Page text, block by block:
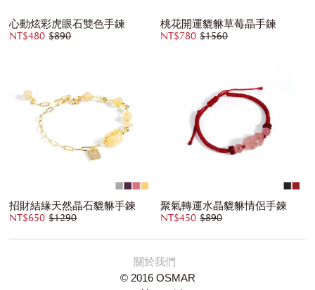
心動炫彩虎眼石雙色手鍊
NT$480 $890
桃花開運貔貅草莓晶手鍊
NT$780 $1560
招財結緣天然晶石貔貅手鍊
NT$650 $1290
聚氣轉運水晶貔貅情侶手鍊
NT$450 $890
關於我們
© 2016 OSMAR